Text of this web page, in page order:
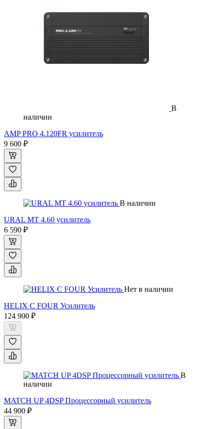
В
наличии
AMP PRO 4.120FR усилитель
9 600 ₽
В наличии
URAL MT 4.60 усилитель
6 590 ₽
Нет в наличии
HELIX C FOUR Усилитель
124 900 ₽
В
наличии
MATCH UP 4DSP Процессорный усилитель
44 900 ₽